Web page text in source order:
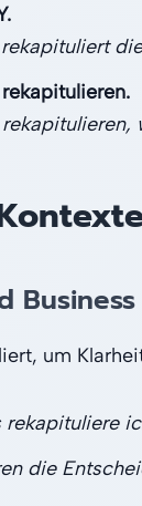
Business
um
rekapituliere
die